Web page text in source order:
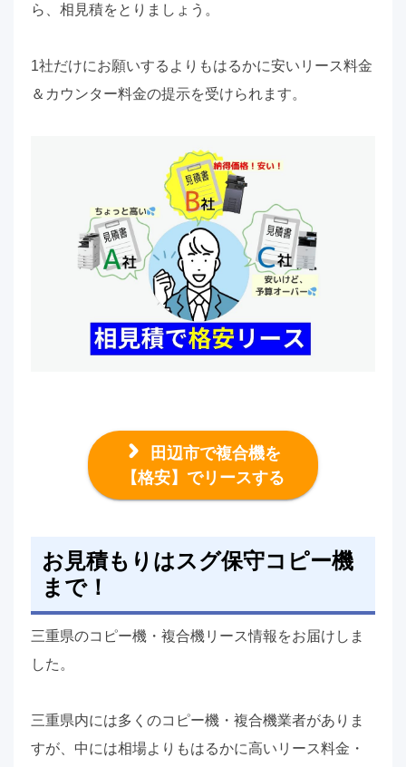
ら、相見積をとりましょう。
1社だけにお願いするよりもはるかに安いリース料金
＆カウンター料金の提示を受けられます。
田辺市で複合機を
【格安】でリースする
お見積もりはスグ保守コピー機
まで！
三重県のコピー機・複合機リース情報をお届けしま
した。
三重県内には多くのコピー機・複合機業者がありま
すが、中には相場よりもはるかに高いリース料金・